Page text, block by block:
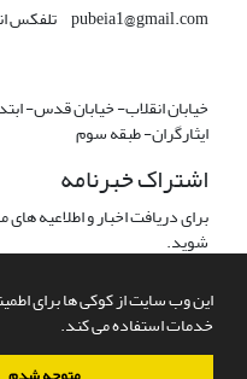
این وب سایت از کوکی ها برای
خدمات استفاده می کند.
pubeia1@gmail.com تلفکس انجمن: 66950848- 021
ایثارگران- طبقه سوم
اشتراک خبرنامه
برای دریافت اخبار و اطلاعیه
شوید.